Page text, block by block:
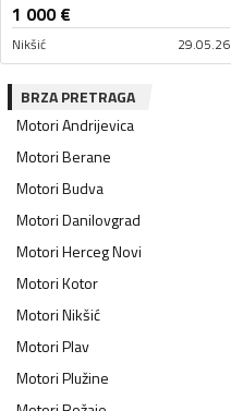
1 000€
Nikšić 29.05.26
BRZA PRETRAGA
MotoriAndrijevica
MotoriBerane
MotoriBudva
MotoriDanilovgrad
MotoriHerceg Novi
MotoriKotor
MotoriNikšić
MotoriPlav
MotoriPlužine